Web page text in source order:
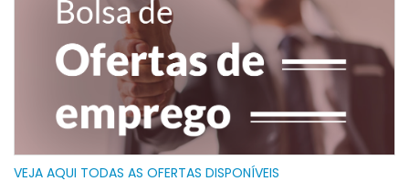
VEJA AQUI TODAS AS OFERTAS DISPONÍVEIS